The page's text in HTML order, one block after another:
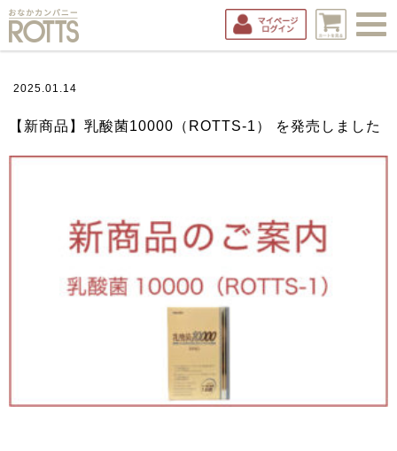
2025.01.14
【新商品】乳酸菌10000（ROTTS-1） を発売しました